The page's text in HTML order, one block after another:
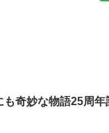
も奇妙な物語25周